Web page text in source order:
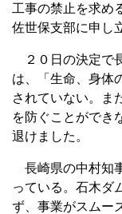
工事の禁止を求め
佐世保支部に申し
２０日の決定で
は、「生命、身体
されていない。ま
を防ぐことができ
退けました。
長崎県の中村知
っている。石木ダ
ず、事業がスムー